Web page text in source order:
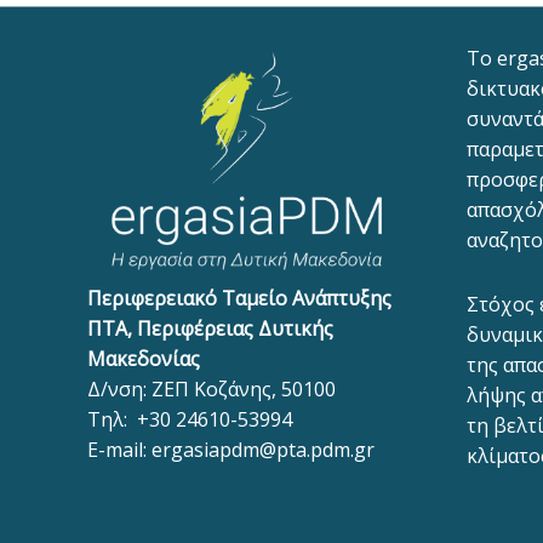
Περιφερειακό Ταμείο Ανάπτυξης
ΠΤΑ, Περιφέρειας Δυτικής
Μακεδονίας
Δ/νση: ΖΕΠ Κοζάνης, 50100
Τηλ: +30 24610-53994
E-mail: ergasiapdm@pta.pdm.gr
To
Στόχος
της
λήψης
τη